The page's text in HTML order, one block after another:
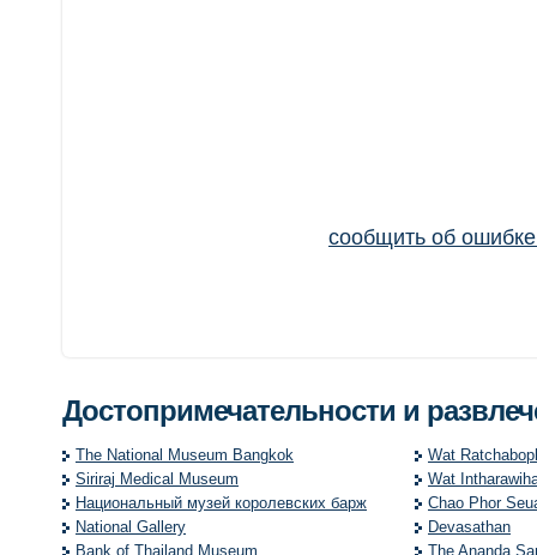
сообщить об
Достопримечательности и
The National Museum Bangkok
Siriraj Medical Museum
Национальный музей королевских барж
National Gallery
Bank of Thailand Museum
Wat
Wat
Chao Phor
Devasathan
The Ananda